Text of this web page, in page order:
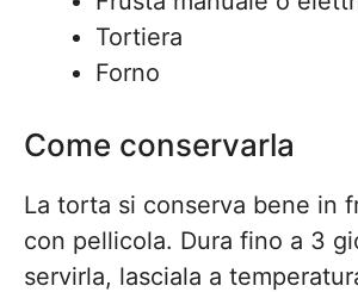
Tortiera
Forno
Come conservarla
La torta si conserva bene in
con pellicola. Dura fino a 3
servirla, lasciala a